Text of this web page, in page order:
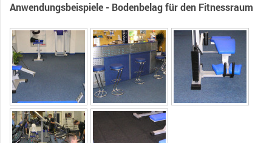
Anwendungsbeispiele - Bodenbelag für den Fitnessraum